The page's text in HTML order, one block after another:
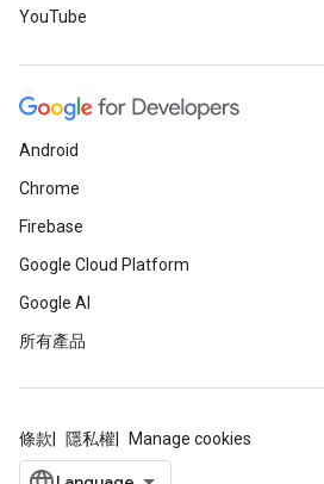
YouTube
Android
Chrome
Firebase
Google Cloud Platform
Google AI
所有產品
條款 隱私權 Manage cookies